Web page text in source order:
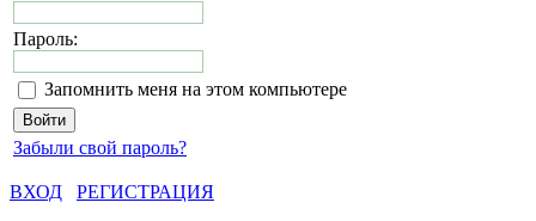
Пароль:
Запомнить меня на этом компьютере
Забыли свой пароль?
ВХОД
РЕГИСТРАЦИЯ